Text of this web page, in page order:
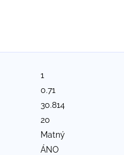
1
0.71
30.814
20
Matný
ÁNO